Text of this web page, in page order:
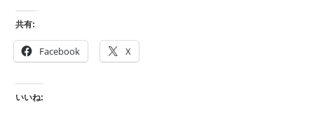
共有:
Facebook X
いいね: